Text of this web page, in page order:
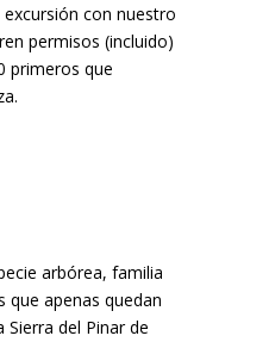
con nuestro
permisos (incluido)
primeros que
arbórea, familia
que apenas quedan
Sierra del Pinar de